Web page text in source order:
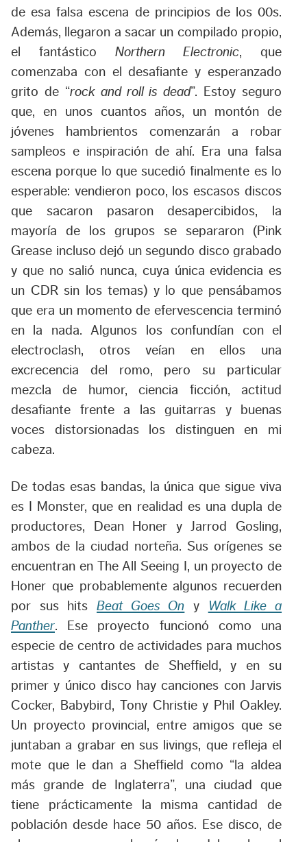
de esa falsa escena de principios de los 00s.
Además, llegaron a sacar un compilado propio,
el fantástico Northern Electronic, que
comenzaba con el desafiante y esperanzado
grito de “rock and roll is dead”. Estoy seguro
que, en unos cuantos años, un montón de
jóvenes hambrientos comenzarán a robar
sampleos e inspiración de ahí. Era una falsa
escena porque lo que sucedió finalmente es lo
esperable: vendieron poco, los escasos discos
que sacaron pasaron desapercibidos, la
mayoría de los grupos se separaron (Pink
Grease incluso dejó un segundo disco grabado
y que no salió nunca, cuya única evidencia es
un CDR sin los temas) y lo que pensábamos
que era un momento de efervescencia terminó
en la nada. Algunos los confundían con el
electroclash, otros veían en ellos una
excrecencia del romo, pero su particular
mezcla de humor, ciencia ficción, actitud
desafiante frente a las guitarras y buenas
voces distorsionadas los distinguen en mi
cabeza.
De todas esas bandas, la única que sigue viva
es I Monster, que en realidad es una dupla de
productores, Dean Honer y Jarrod Gosling,
ambos de la ciudad norteña. Sus orígenes se
encuentran en The All Seeing I, un proyecto de
Honer que probablemente algunos recuerden
por sus hits Beat Goes On y
Walk Like a
Panther. Ese proyecto funcionó como una
especie de centro de actividades para muchos
artistas y cantantes de Sheffield, y en su
primer y único disco hay canciones con Jarvis
Cocker, Babybird, Tony Christie y Phil Oakley.
Un proyecto provincial, entre amigos que se
juntaban a grabar en sus livings, que refleja el
mote que le dan a Sheffield como “la aldea
más grande de Inglaterra”, una ciudad que
tiene prácticamente la misma cantidad de
población desde hace 50 años. Ese disco, de